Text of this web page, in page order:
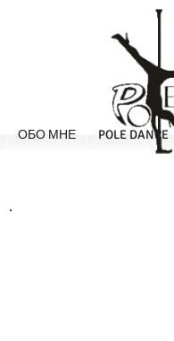
ОБО МНЕ POLE DANCE